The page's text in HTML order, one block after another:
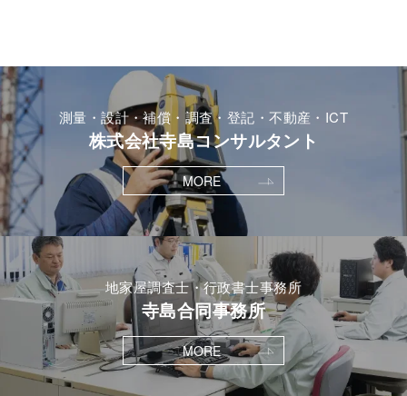
測量・設計・補償・調査・登記・不動産・ICT
株式会社寺島コンサルタント
MORE
地家屋調査士・行政書士事務所
寺島合同事務所
MORE